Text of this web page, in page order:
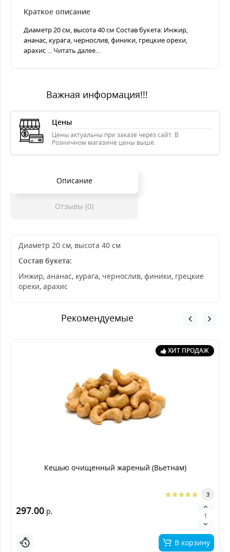
Краткое описание
Диаметр 20 см, высота 40 см Состав букета: Инжир,
ананас, курага, чернослив, финики, грецкие орехи,
арахис ... Читать далее...
Важная информация!!!
Цены
Цены актуальны при заказе через сайт. В
Розничном магазине цены выше.
Описание
Отзывы (0)
Диаметр 20 см, высота 40 см
Состав букета:
Инжир, ананас, курага, чернослив, финики, грецкие
орехи, арахис
Рекомендуемые
ХИТ ПРОДАЖ
Кешью очищенный жареный (Вьетнам)
3
297.00 р.
В корзину